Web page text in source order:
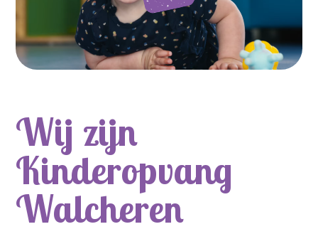
Wij zijn
Kinderopvang
Walcheren